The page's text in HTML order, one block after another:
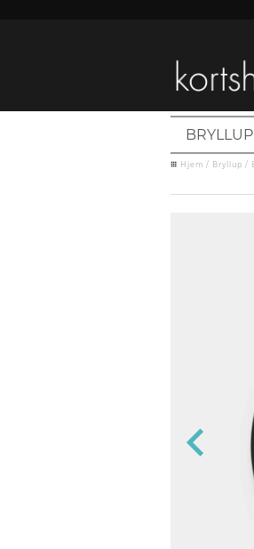
BRYLLUP
Hjem / Bryllup /